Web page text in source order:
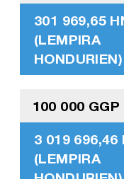
301 969,65
(LEMPIRA
HONDURIEN)
100 000 GGP
3 019 696,46
(LEMPIRA